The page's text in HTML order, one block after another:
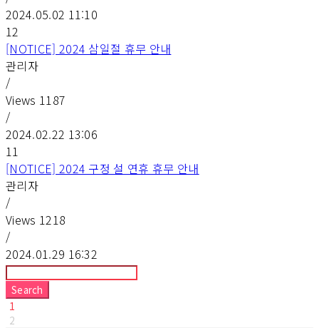
2024.05.02 11:10
12
[NOTICE] 2024 삼일절 휴무 안내
관리자
/
Views 1187
/
2024.02.22 13:06
11
[NOTICE] 2024 구정 설 연휴 휴무 안내
관리자
/
Views 1218
/
2024.01.29 16:32
Search
1
2